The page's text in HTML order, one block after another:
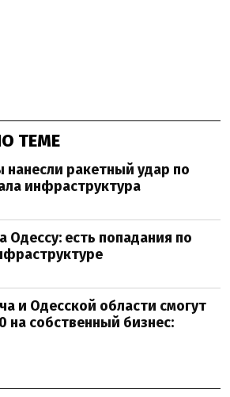
ТЕМЕ
нанесли ракетный удар по
инфраструктура
Одессу: есть попадания по
и Одесской области смогут
на собственный бизнес: